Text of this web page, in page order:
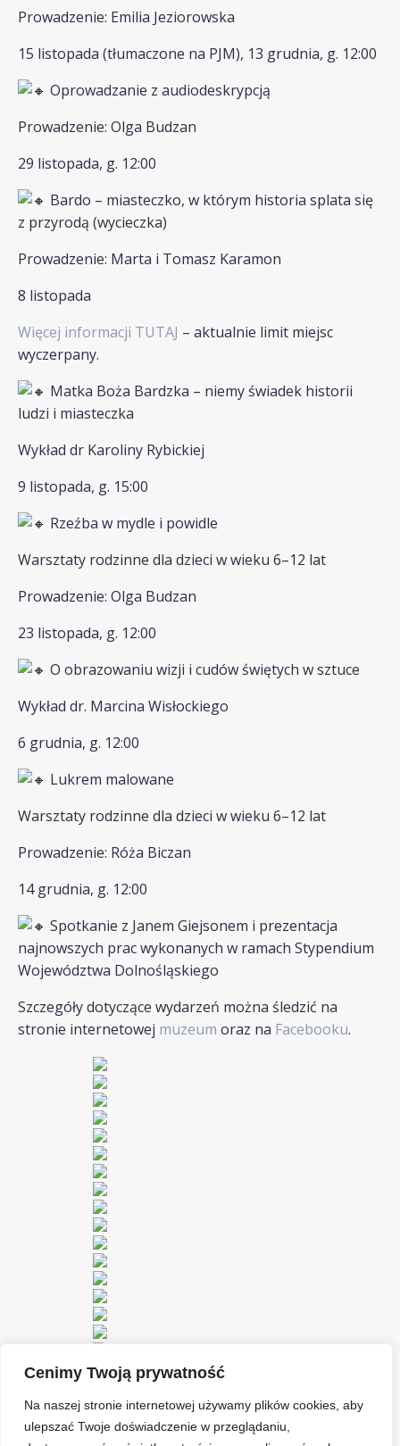
Cenimy Twoją prywatność
Na naszej stronie internetowej używamy plików cookies, aby
ulepszać Twoje doświadczenie w przeglądaniu,
Prowadzenie: Emilia Jeziorowska
15 listopada (tłumaczone na PJM), 13 grudnia, g. 12:00
Oprowadzanie z audiodeskrypcją
Prowadzenie: Olga Budzan
29 listopada, g. 12:00
Bardo – miasteczko, w którym historia splata się
z przyrodą (wycieczka)
Prowadzenie: Marta i Tomasz Karamon
8 listopada
Więcej informacji TUTAJ – aktualnie limit miejsc
wyczerpany.
Matka Boża Bardzka – niemy świadek historii
ludzi i miasteczka
Wykład dr Karoliny Rybickiej
9 listopada, g. 15:00
Rzeźba w mydle i powidle
Warsztaty rodzinne dla dzieci w wieku 6–12 lat
Prowadzenie: Olga Budzan
23 listopada, g. 12:00
O obrazowaniu wizji i cudów świętych w sztuce
Wykład dr. Marcina Wisłockiego
6 grudnia, g. 12:00
Lukrem malowane
Warsztaty rodzinne dla dzieci w wieku 6–12 lat
Prowadzenie: Róża Biczan
14 grudnia, g. 12:00
Spotkanie z Janem Giejsonem i prezentacja
najnowszych prac wykonanych w ramach Stypendium
Województwa Dolnośląskiego
Szczegóły dotyczące wydarzeń można śledzić na
stronie internetowej muzeum oraz na Facebooku.